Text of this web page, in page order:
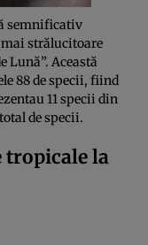
semnificativ
strălucitoare
Lună”. Această
88 de specii, fiind
11 specii din
de specii.
tropicale la